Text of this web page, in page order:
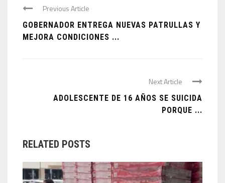
Previous Article
GOBERNADOR ENTREGA NUEVAS PATRULLAS Y
MEJORA CONDICIONES ...
Next Article
ADOLESCENTE DE 16 AÑOS SE SUICIDA
PORQUE ...
RELATED POSTS